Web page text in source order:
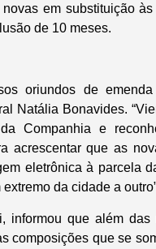
em substituição
de 10 meses.
oriundos de emenda
Natália Bonavides.
Companhia e
acrescentar que as
eletrônica à parcela
da cidade a
informou que além das
composições que se